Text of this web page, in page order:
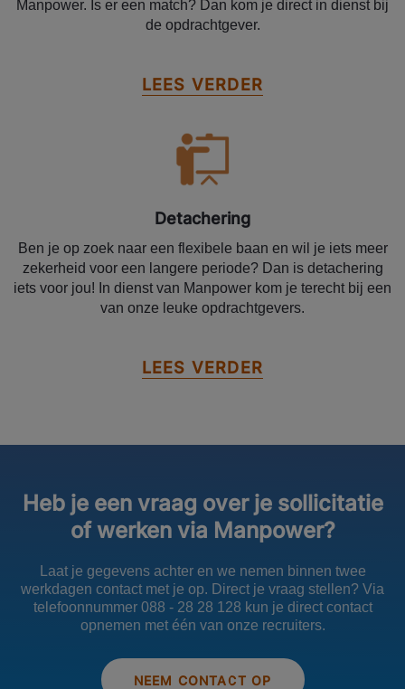
Manpower. Is er een match? Dan kom je direct in dienst bij
de opdrachtgever.
LEES VERDER
Detachering
Ben je op zoek naar een flexibele baan en wil je iets meer
zekerheid voor een langere periode? Dan is detachering
iets voor jou! In dienst van Manpower kom je terecht bij een
van onze leuke opdrachtgevers.
LEES VERDER
Heb je een vraag over je sollicitatie
of werken via Manpower?
Laat je gegevens achter en we nemen binnen twee
werkdagen contact met je op. Direct je vraag stellen? Via
telefoonnummer 088 - 28 28 128 kun je direct contact
opnemen met één van onze recruiters.
NEEM CONTACT OP